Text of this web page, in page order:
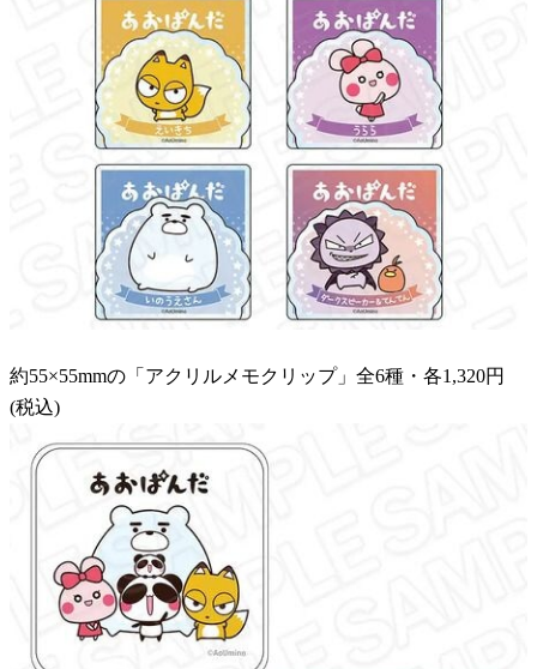
約55×55mmの「アクリルメモクリップ」全6種・各1,320円
(税込)